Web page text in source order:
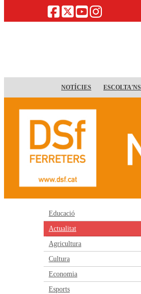
NOTÍCIES ESCOLTA'NS
Educació
Actualitat
Agricultura
Cultura
Economia
Esports